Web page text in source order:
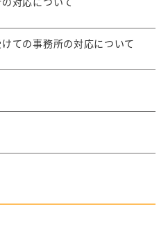
ての事務所の対応について